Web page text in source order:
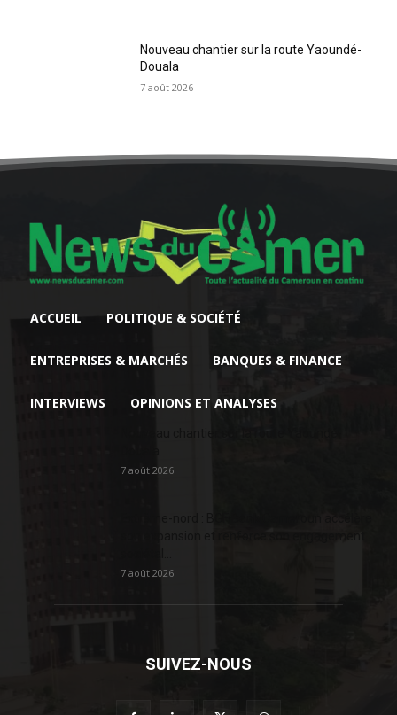
Nouveau chantier sur la route Yaoundé-
Douala
7 août 2026
ACCUEIL POLITIQUE & SOCIÉTÉ
ENTREPRISES & MARCHÉS BANQUES & FINANCE
INTERVIEWS OPINIONS ET ANALYSES
7 août 2026
7 août 2026
SUIVEZ-NOUS